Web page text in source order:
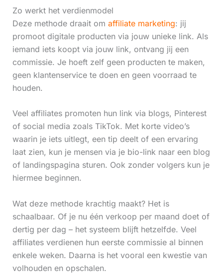
Zo werkt het verdienmodel
Deze methode draait om affiliate marketing: jij
promoot digitale producten via jouw unieke link. Als
iemand iets koopt via jouw link, ontvang jij een
commissie. Je hoeft zelf geen producten te maken,
geen klantenservice te doen en geen voorraad te
houden.
Veel affiliates promoten hun link via blogs, Pinterest
of social media zoals TikTok. Met korte video’s
waarin je iets uitlegt, een tip deelt of een ervaring
laat zien, kun je mensen via je bio-link naar een blog
of landingspagina sturen. Ook zonder volgers kun je
hiermee beginnen.
Wat deze methode krachtig maakt? Het is
schaalbaar. Of je nu één verkoop per maand doet of
dertig per dag – het systeem blijft hetzelfde. Veel
affiliates verdienen hun eerste commissie al binnen
enkele weken. Daarna is het vooral een kwestie van
volhouden en opschalen.